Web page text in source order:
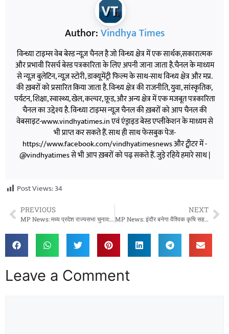
Author:Vindhya Times
विन्ध्या टाइम्स वेब बेस्ड न्यूज़ चैनल है जो विन्ध्य क्षेत्र में एक सार्थक,सकारात्मक
और प्रभावी रिसर्च बेस्ड पत्रकारिता के लिए अपनी जाना जाता है.चैनल के माध्यम
से न्यूज़ बुलेटिन, न्यूज़ स्टोरी, डाक्यूमेंट्री फिल्म के साथ-साथ विन्ध्य क्षेत्र और मप्र.
की ख़बरों को प्रसारित किया जाता है. विन्ध्य क्षेत्र की राजनीति, युवा, सांस्कृतिक,
पर्यटन, शिक्षा, स्वास्थ्य, खेल, कल्चर, फ़ूड, और अन्य क्षेत्र में एक मजबूत पत्रकारिता
चैनल का उद्देश्य है. विन्ध्या टाइम्स न्यूज़ चैनल की ख़बरों को आप चैनल की
वेबसाइट-www.vindhyatimes.in एवं एंड्राइड बेस्ड एप्लीकेशन के माध्यम से
भी प्राप्त कर सकते हैं. साथ ही साथ फेसबुक पेज-
https://www.facebook.com/vindhyatimesnews और ट्वीटर में -
@vindhyatimes से भी आप ख़बरों को पढ़ सकते हैं. जुड़े रहिये हमारे साथ |
Post Views:34
PREVIOUS
MP News: मध्य प्रदेश राज्यसभा चुनाव: महेश केवट ने दाखिल किया नामांकन, कांग्रेस की मीनाक्षी नटराजन ने भी पेश किया दावा
NEXT
MP News: इंदौर बनेगा वैश्विक कृषि सहयोग का केंद्र, 20 देशों के प्रतिनिधि होंगे शामिल
Leave a Comment